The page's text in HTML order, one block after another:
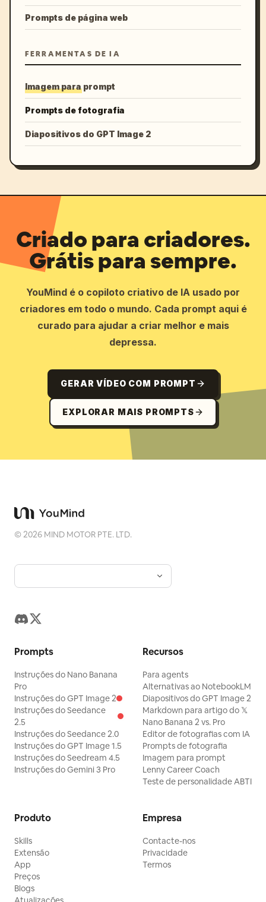
Prompts de página web
FERRAMENTAS DE IA
Imagem para prompt
Prompts de fotografia
Diapositivos do GPT Image 2
Criado para criadores.
Grátis para sempre.
YouMind é o copiloto criativo de IA usado por
criadores em todo o mundo. Cada prompt aqui é
curado para ajudar a criar melhor e mais
depressa.
GERAR VÍDEO COM PROMPT
EXPLORAR MAIS PROMPTS
©2026 MIND MOTOR PTE. LTD.
Prompts
Instruções do Nano Banana
Pro
Instruções do GPT Image 2
Instruções do Seedance
2.5
Instruções do Seedance 2.0
Instruções do GPT Image 1.5
Instruções do Seedream 4.5
Instruções do Gemini 3 Pro
Recursos
Para agents
Alternativas ao NotebookLM
Diapositivos do GPT Image 2
Markdown para artigo do 𝕏
Nano Banana 2 vs. Pro
Editor de fotografias com IA
Prompts de fotografia
Imagem para prompt
Lenny Career Coach
Teste de personalidade ABTI
Produto
Skills
Extensão
App
Preços
Blogs
Empresa
Contacte-nos
Privacidade
Termos